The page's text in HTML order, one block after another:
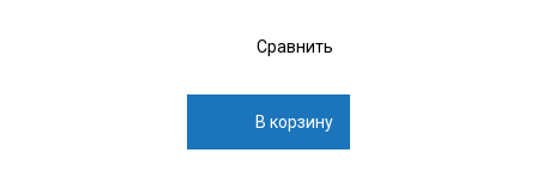
Сравнить
В корзину